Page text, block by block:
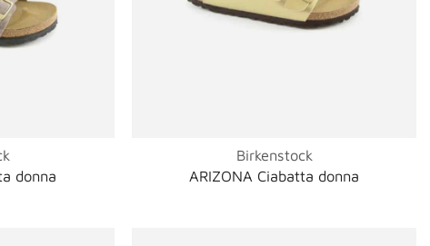
donna
Birkenstock
ARIZONA Ciabatta donna